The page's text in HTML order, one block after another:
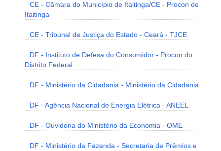
CE - Câmara do Município de Itaitinga/CE - Procon de
Itaitinga
CE - Tribunal de Justiça do Estado - Ceará - TJCE
DF - Instituto de Defesa do Consumidor - Procon do
Distrito Federal
DF - Ministério da Cidadania - Ministério da Cidadania
DF - Agência Nacional de Energia Elétrica - ANEEL
DF - Ouvidoria do Ministério da Economia - OME
DF - Ministério da Fazenda - Secretaria de Prêmios e